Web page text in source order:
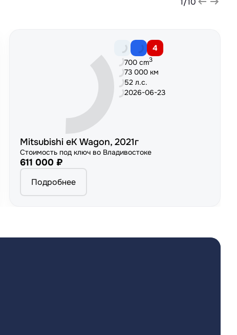
4
700 cm3
73 000 км
52 л.с.
2026-06-23
Mitsubishi eK Wagon, 2021г
Стоимость под ключ во Владивостоке
611 000 ₽
Подробнее